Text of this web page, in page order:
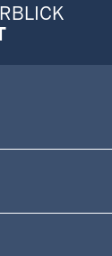
Überblick: